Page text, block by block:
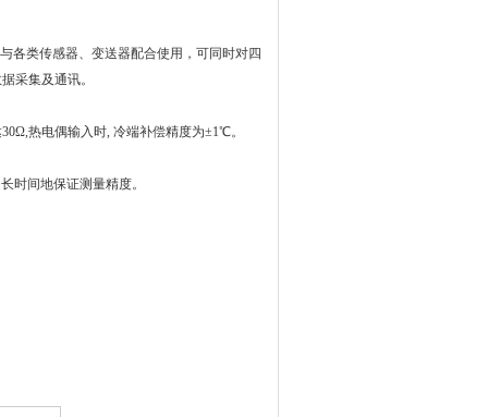
各类传感器、变送器配合使用，可同时对四
采集及通讯。
热电偶输入时, 冷端补偿精度为±1℃。
时间地保证测量精度。